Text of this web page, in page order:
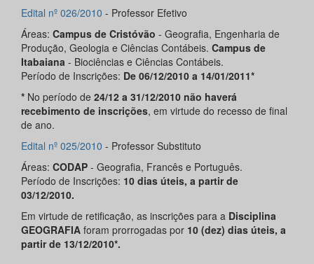
Edital nº 026/2010 - Professor Efetivo
Áreas: Campus de Cristóvão - Geografia, Engenharia de
Produção, Geologia e Ciências Contábeis. Campus de
Itabaiana - Biociências e Ciências Contábeis.
Período de Inscrições: De 06/12/2010 a 14/01/2011*
* No período de 24/12 a 31/12/2010 não haverá
recebimento de inscrições, em virtude do recesso de final
de ano.
Edital nº 025/2010 - Professor Substituto
Áreas: CODAP - Geografia, Francês e Português.
Período de Inscrições: 10 dias úteis, a partir de
03/12/2010.
Em virtude de retificação, as inscrições para a Disciplina
GEOGRAFIA foram prorrogadas por 10 (dez) dias úteis, a
partir de 13/12/2010*.